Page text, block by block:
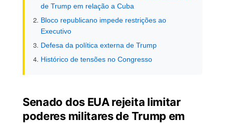
de Trump em relação a Cuba
Bloco republicano impede restrições ao
Executivo
Defesa da política externa de Trump
Histórico de tensões no Congresso
Senado dos EUA rejeita limitar
poderes militares de Trump em